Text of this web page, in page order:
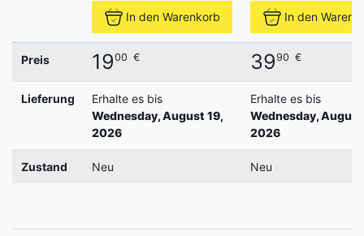
In den Warenkorb In den
Preis 1900 € 3990 €
Lieferung
Erhalte es bis
Wednesday, August 19,
2026
Erhalte es bis
Wednesday, August
2026
Zustand Neu Neu